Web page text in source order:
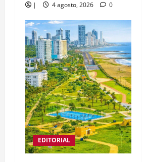
| 4 agosto, 2026 0
EDITORIAL